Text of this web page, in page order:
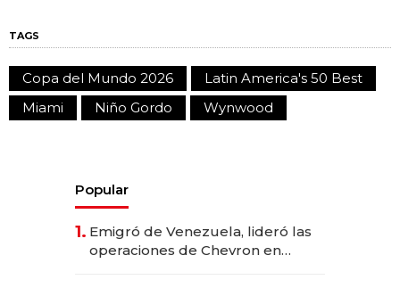
TAGS
Copa del Mundo 2026
Latin America's 50 Best
Miami
Niño Gordo Wynwood
Popular
1. Emigró de Venezuela, lideró las
operaciones de Chevron en